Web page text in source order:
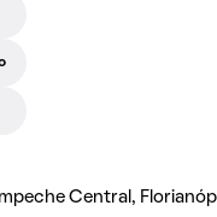
Central,